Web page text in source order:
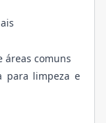
áreas comuns
para limpeza e